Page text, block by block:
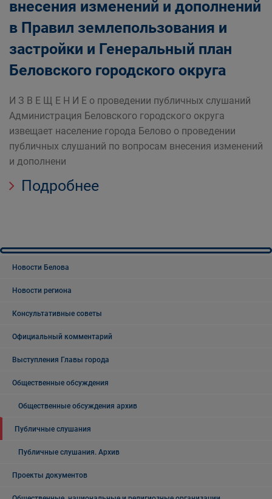
внесения изменений и дополнений
в Правил землепользования и
застройки и Генеральный план
Беловского городского округа
И З В Е Щ Е Н И Е о проведении публичных слушаний
Администрация Беловского городского округа
извещает население города Белово о проведении
публичных слушаний по вопросам внесения изменений
и дополнени
Подробнее
Новости Белова
Новости региона
Консультативные советы
Официальный комментарий
Выступления Главы города
Общественные обсуждения
Общественные обсуждения архив
Публичные слушания
Публичные слушания. Архив
Проекты документов